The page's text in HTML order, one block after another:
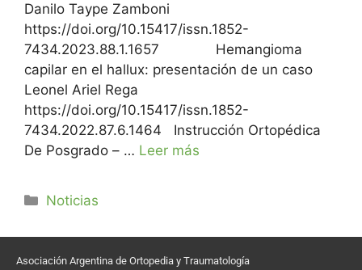
Danilo Taype Zamboni
https://doi.org/10.15417/issn.1852-
7434.2023.88.1.1657 Hemangioma
capilar en el hallux: presentación de un caso
Leonel Ariel Rega
https://doi.org/10.15417/issn.1852-
7434.2022.87.6.1464 Instrucción Ortopédica
De Posgrado – … Leer más
Noticias
Asociación Argentina de Ortopedia y Traumatología